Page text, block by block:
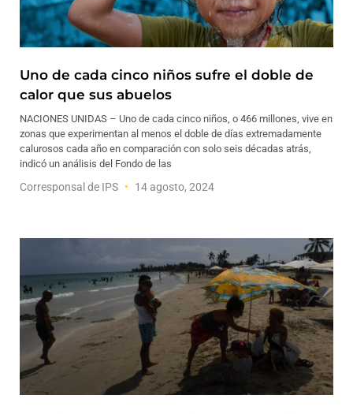
Uno de cada cinco niños sufre el doble de
calor que sus abuelos
NACIONES UNIDAS – Uno de cada cinco niños, o 466 millones, vive en
zonas que experimentan al menos el doble de días extremadamente
calurosos cada año en comparación con solo seis décadas atrás,
indicó un análisis del Fondo de las
Corresponsal de IPS 14 agosto, 2024